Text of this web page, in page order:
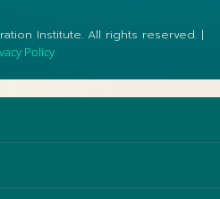
Institute. All rights reserved. |
Policy